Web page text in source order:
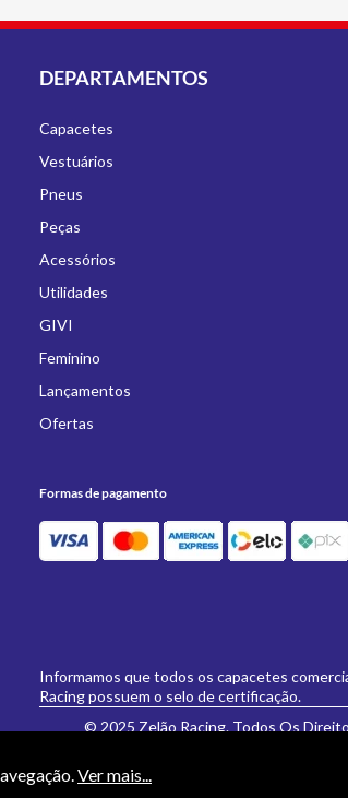
Ver mais...
DEPARTAMENTOS
Capacetes
Vestuários
Pneus
Peças
Acessórios
Utilidades
GIVI
Feminino
Lançamentos
Ofertas
Formas de pagamento
Informamos que todos os capacetes
Racing possuem o selo de certificação.
© 2025 Zelão Racing. Todos Os